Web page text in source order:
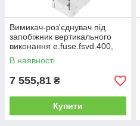
Вимикач-роз'єднувач під
запобіжник вертикального
виконання e.fuse.fsvd.400,
габарит 2, 3 полюса, 400А
В наявності
7 555,81 ₴
Купити